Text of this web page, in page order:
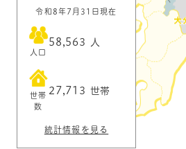
令和8年7月31日現在
人口
58,563 人
世帯
数
27,713 世帯
統計情報を見る